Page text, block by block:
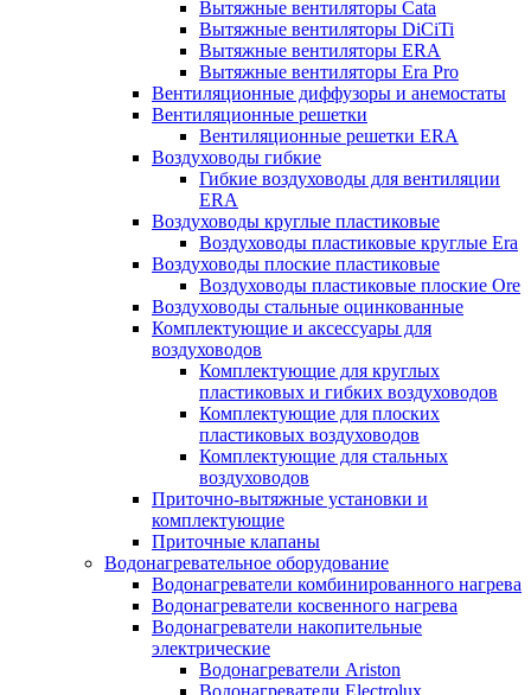
Вытяжные вентиляторы Cata
Вытяжные вентиляторы DiCiTi
Вытяжные вентиляторы ERA
Вытяжные вентиляторы Era Pro
Вентиляционные диффузоры и анемостаты
Вентиляционные решетки
Вентиляционные решетки ERA
Воздуховоды гибкие
Гибкие воздуховоды для вентиляции
ERA
Воздуховоды круглые пластиковые
Воздуховоды пластиковые круглые Era
Воздуховоды плоские пластиковые
Воздуховоды пластиковые плоские Ore
Воздуховоды стальные оцинкованные
Комплектующие и аксессуары для
воздуховодов
Комплектующие для круглых
пластиковых и гибких воздуховодов
Комплектующие для плоских
пластиковых воздуховодов
Комплектующие для стальных
воздуховодов
Приточно-вытяжные установки и
комплектующие
Приточные клапаны
Водонагревательное оборудование
Водонагреватели комбинированного нагрева
Водонагреватели косвенного нагрева
Водонагреватели накопительные
электрические
Водонагреватели Ariston